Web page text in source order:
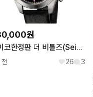
원
세이코한정판 더 비틀즈(Seiko The Beatles)새제품 판매합니다
26 3